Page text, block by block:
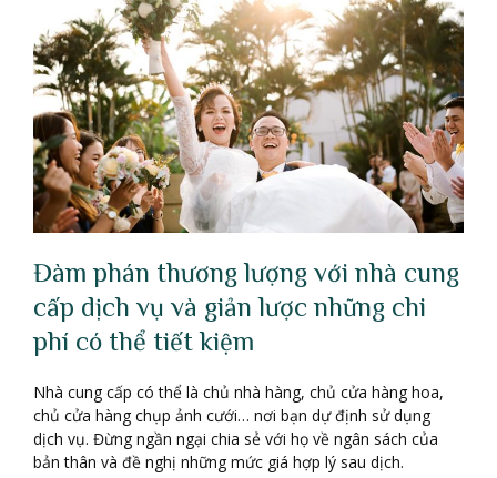
Đàm phán thương lượng với nhà cung
cấp dịch vụ và giản lược những chi
phí có thể tiết kiệm
Nhà cung cấp có thể là chủ nhà hàng, chủ cửa hàng hoa,
chủ cửa hàng chụp ảnh cưới… nơi bạn dự định sử dụng
dịch vụ. Đừng ngần ngại chia sẻ với họ về ngân sách của
bản thân và đề nghị những mức giá hợp lý sau dịch.